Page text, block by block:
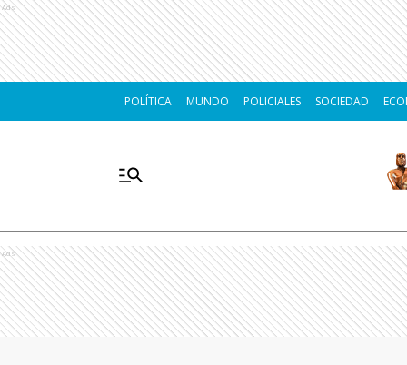
Ads
POLÍTICA MUNDO POLICIALES SOCIEDAD
Ads